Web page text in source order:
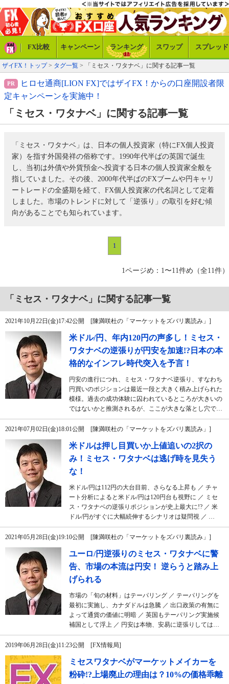
FX比較 キャンペーン ランキング スワップ スプレッド
ザイFX！トップ> タグ一覧 > 「ミセス・ワタナベ」に関する記事一覧
ヒロセ通商[LION FX]ではザイFX！からの口座開設者限
定キャンペーンを実施中！
「ミセス・ワタナベ」に関する記事一覧
「ミセス・ワタナベ」は、日本の個人投資家（特にFX個人投資
家）を指す外国発祥の俗称です。1990年代半ばの英国で誕生
し、当初は外債や外貨預金へ投資する日本の個人投資家全般を
指していました。その後、2000年代半ばのFXブームや円キャリ
ートレードの全盛期を経て、FX個人投資家の代名詞として定着
しました。市場のトレンドに対して「逆張り」の取引を好む傾
向があることでも知られています。
1
1ページめ：1〜11件め（全11件）
「ミセス・ワタナベ」に関する記事一覧
2021年10月22日(金)17:42公開 [陳満咲杜の「マーケットをズバリ裏読み」]
米ドル/円、年内120円の声多し！ミセス・
ワタナベの逆張りが円安を加速!?日本の本
格的なインフレ時代突入を予言！
円安の進行につれ、ミセス・ワタナベ逆張り、すなわち
円買いのポジションは最近一段と大きく積み上げられた
模様。過去の成功体験に囚われているところが大きいの
ではないかと推測されるが、ここが大きな落とし穴で…
2021年07月02日(金)18:01公開 [陳満咲杜の「マーケットをズバリ裏読み」]
米ドルは押し目買いか上値追いの2択の
み！ミセス・ワタナベは逃げ時を見失う
な！
米ドル/円は112円の大台目前、さらなる上昇も ／ チャ
ート分析によると米ドル/円は120円台も視野に ／ ミセ
ス・ワタナベの逆張りポジションが史上最大に!? ／ 米
ドル/円がすぐに大幅続伸するシナリオは疑問視 ／ …
2021年05月28日(金)19:10公開 [陳満咲杜の「マーケットをズバリ裏読み」]
ユーロ/円逆張りのミセス・ワタナベに警
告、市場の本流は円安！ 逆らうと踏み上
げられる
市場の「旬の材料」はテーパリング ／ テーパリングを
最初に実施し、カナダドルは急騰 ／ 出口政策の有無に
よって通貨の価値に明暗 ／ 英国もテーパリング実施候
補国として浮上 ／ 円安は本物、安易に逆張りしては…
2019年06月28日(金)11:23公開 [FX情報局]
ミセスワタナベがマーケットメイカーを
粉砕!?上場廃止の理由は？10%の価格乖離